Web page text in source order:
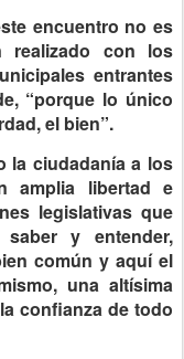
encuentro no es
realizado con los
entrantes
“porque lo único
el bien”.
la ciudadanía a los
amplia libertad e
legislativas que
y entender,
común y aquí el
una altísima
confianza de todo